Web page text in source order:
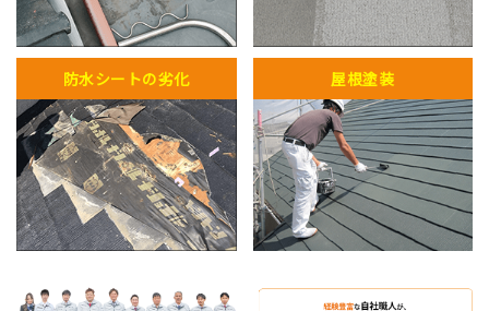
防水シートの劣化 屋根塗装